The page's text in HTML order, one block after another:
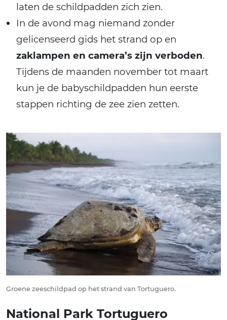
laten de schildpadden zich zien.
In de avond mag niemand zonder
gelicenseerd gids het strand op en
zaklampen en camera’s zijn verboden.
Tijdens de maanden november tot maart
kun je de babyschildpadden hun eerste
stappen richting de zee zien zetten.
Groene zeeschildpad op het strand van Tortuguero.
National Park Tortuguero